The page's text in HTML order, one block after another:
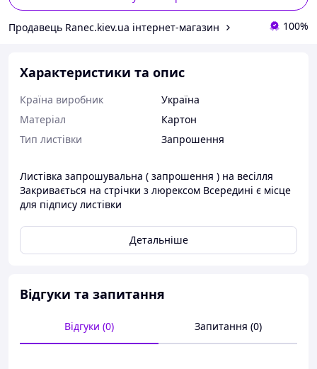
Продавець Ranec.kiev.ua інтернет-магазин 100%
Характеристики та опис
Країна виробник
Україна
Матеріал
Картон
Тип листівки
Запрошення
Листівка запрошувальна ( запрошення ) на весілля
Закривається на стрічки з люрексом Всередині є місце
для підпису листівки
Детальніше
Відгуки та запитання
Відгуки (0) Запитання (0)